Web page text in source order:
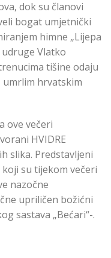
dok su članovi
bogat umjetnički
himne „Lijepa
udruge Vlatko
tišine odaju
umrlim hrvatskim
ove večeri
HVIDRE
slika. Predstavljeni
su tijekom večeri
nazočne
upriličen božićni
sastava „Bećari“-.